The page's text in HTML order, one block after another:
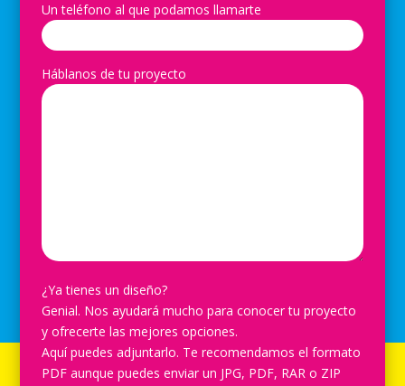
Un teléfono al que podamos llamarte
Háblanos de tu proyecto
¿Ya tienes un diseño?
Genial. Nos ayudará mucho para conocer tu proyecto
y ofrecerte las mejores opciones.
Aquí puedes adjuntarlo. Te recomendamos el formato
PDF aunque puedes enviar un JPG, PDF, RAR o ZIP